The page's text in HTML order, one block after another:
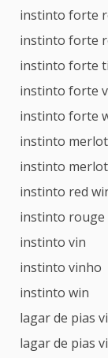
instinto forte
instinto forte
instinto forte
instinto forte
instinto forte
instinto merlot
instinto merlot
instinto red
instinto rouge
instinto vin
instinto vinho
instinto win
lagar de pias
lagar de pias